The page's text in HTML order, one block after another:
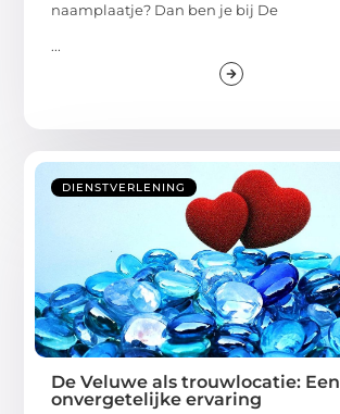
naamplaatje? Dan ben je bij De
...
DIENSTVERLENING
De Veluwe als trouwlocatie: Een
onvergetelijke ervaring